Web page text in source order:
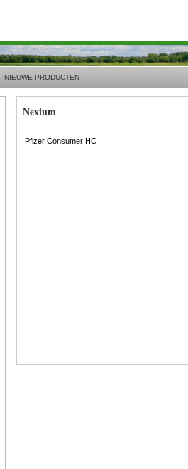
NIEUWE PRODUCTEN
Nexium
Pfizer Consumer HC